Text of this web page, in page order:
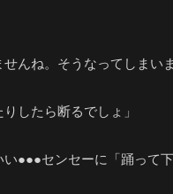
んね。そうなってしまいま
したら断るでしょ」
●●●センセーに「踊って